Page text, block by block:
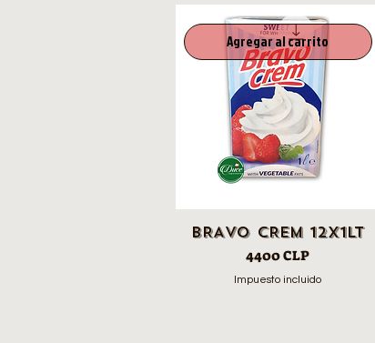
Agregar al carrito
BRAVO CREM 12X1LT
Precio
4400 CLP
Impuesto incluido